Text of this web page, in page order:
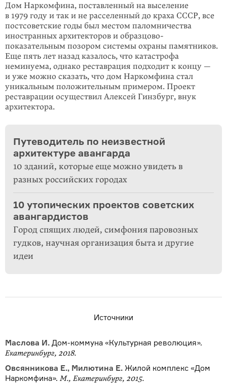
Дом Наркомфина, поставленный на выселение
в 1979 году и так и не рассе­ленный до краха СССР, все
постсоветские годы был местом паломни­чества
иностранных архитекторов и образцово-
показательным позором системы охраны памятников.
Еще пять лет назад казалось, что катастрофа
неминуема, однако реставрация подходит к концу —
и уже можно сказать, что дом Нар­комфина стал
уникальным положительным примером. Проект
реставрации осуществил Алексей Гинзбург, внук
архитектора.
Путеводитель по неизвестной
архитектуре авангарда
10 зданий, которые еще можно увидеть в
разных российских городах
10 утопических проектов советских
авангардистов
Город спящих людей, симфония паровозных
гудков, научная организация быта и другие
идеи
Источники
Маслова И. Дом-коммуна «Культурная революция».
Екатеринбург, 2018.
Овсянникова Е., Милютина Е. Жилой комплекс «Дом
Наркомфина». М., Екатеринбург, 2015.